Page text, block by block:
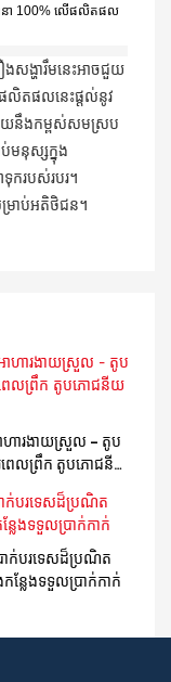
នា 100% លើផលិតផល
ង្ហារឹមនេះអាចជួយ
ផលិតផលនេះផ្តល់នូវ
យនឹងកម្ពស់សមស្រប
មនុស្សក្នុង
ទុករបស់របរ។
រាប់អតិថិជន។
ារងាយស្រួល - តូប
េលព្រឹក តូបភោជនីយ
រាក់បរទេសដ៏ប្រណិត
ន្លែងទទួលប្រាក់កាក់